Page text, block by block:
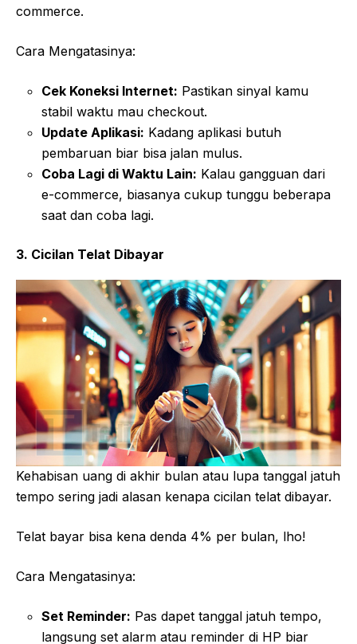
commerce.
Cara Mengatasinya:
Cek Koneksi Internet: Pastikan sinyal kamu
stabil waktu mau checkout.
Update Aplikasi: Kadang aplikasi butuh
pembaruan biar bisa jalan mulus.
Coba Lagi di Waktu Lain: Kalau gangguan dari
e-commerce, biasanya cukup tunggu beberapa
saat dan coba lagi.
3. Cicilan Telat Dibayar
Kehabisan uang di akhir bulan atau lupa tanggal jatuh
tempo sering jadi alasan kenapa cicilan telat dibayar.
Telat bayar bisa kena denda 4% per bulan, lho!
Cara Mengatasinya:
Set Reminder: Pas dapet tanggal jatuh tempo,
langsung set alarm atau reminder di HP biar